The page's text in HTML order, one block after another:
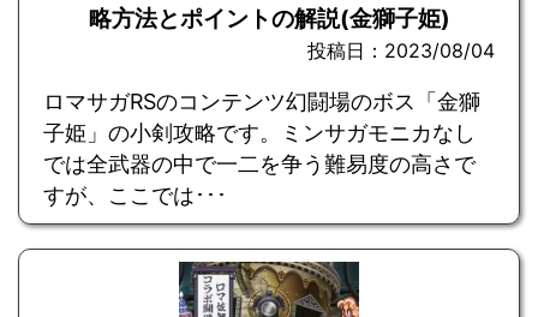
略方法とポイントの解説(金獅子姫)
投稿日：2023/08/04
ロマサガRSのコンテンツ幻闘場のボス「金獅
子姫」の小剣攻略です。ミンサガモニカなし
では全武器の中で一二を争う難易度の高さで
すが、ここでは･･･